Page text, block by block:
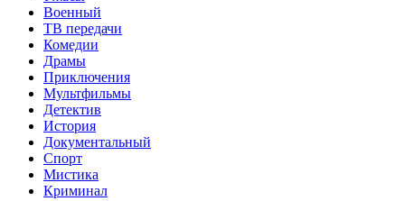
Военный
ТВ передачи
Комедии
Драмы
Приключения
Мультфильмы
Детектив
История
Документальный
Спорт
Мистика
Криминал